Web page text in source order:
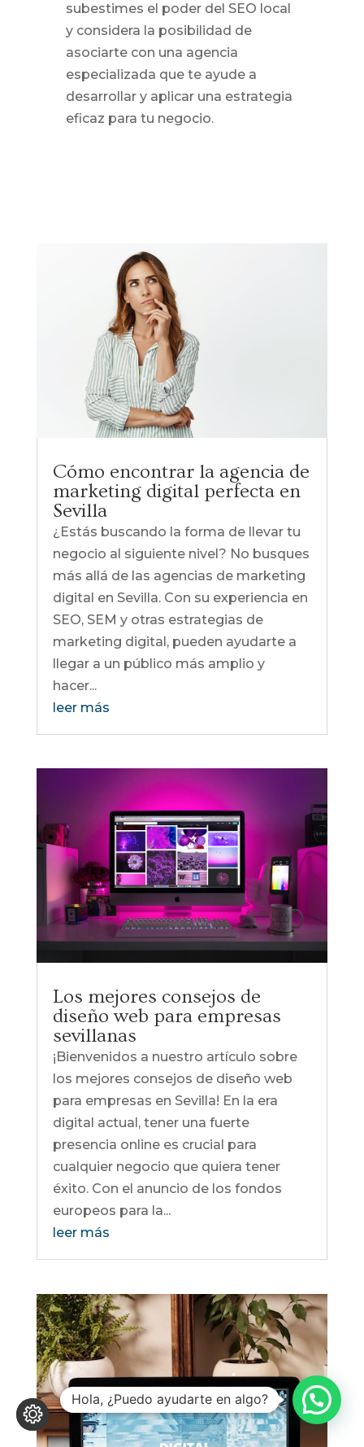
subestimes el poder del SEO local
y considera la posibilidad de
asociarte con una agencia
especializada que te ayude a
desarrollar y aplicar una estrategia
eficaz para tu negocio.
Cómo encontrar la agencia de
marketing digital perfecta en
Sevilla
¿Estás buscando la forma de llevar tu
negocio al siguiente nivel? No busques
más allá de las agencias de marketing
digital en Sevilla. Con su experiencia en
SEO, SEM y otras estrategias de
marketing digital, pueden ayudarte a
llegar a un público más amplio y
hacer...
leer más
Los mejores consejos de
diseño web para empresas
sevillanas
¡Bienvenidos a nuestro artículo sobre
los mejores consejos de diseño web
para empresas en Sevilla! En la era
digital actual, tener una fuerte
presencia online es crucial para
cualquier negocio que quiera tener
éxito. Con el anuncio de los fondos
europeos para la...
leer más
Hola, ¿Puedo ayudarte en algo?